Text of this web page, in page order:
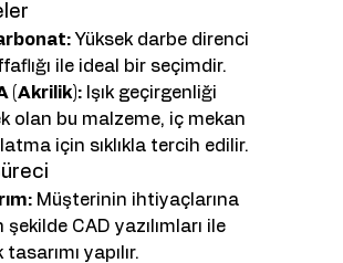
Yüksek darbe direnci
ile ideal bir seçimdir.
(Akrilik): Işık geçirgenliği
olan bu malzeme, iç mekan
için sıklıkla tercih edilir.
Müşterinin ihtiyaçlarına
şekilde CAD yazılımları ile
tasarımı yapılır.